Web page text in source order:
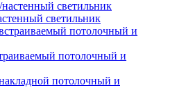
светильник
потолочный и